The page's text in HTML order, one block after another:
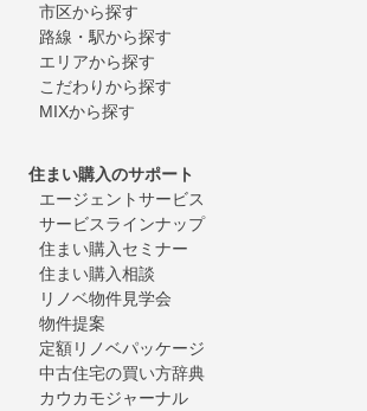
市区から探す
路線・駅から探す
エリアから探す
こだわりから探す
MIXから探す
住まい購入のサポート
エージェントサービス
サービスラインナップ
住まい購入セミナー
住まい購入相談
リノベ物件見学会
物件提案
定額リノベパッケージ
中古住宅の買い方辞典
カウカモジャーナル